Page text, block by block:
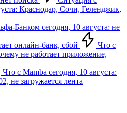
Краснодар, Сочи, Геленджик,
Банком сегодня, 10 августа: не
онлайн-банк, сбой
Что с
не работает приложение,
Что с Mamba сегодня, 10 августа:
не загружается лента